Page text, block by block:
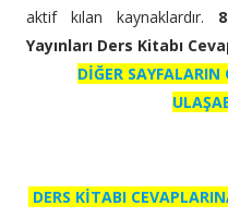
aktif kılan kaynaklardır.
Yayınları Ders Kitabı
DİĞER
DERS KİTABI